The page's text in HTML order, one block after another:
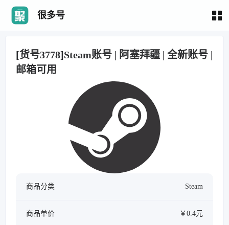
很多号
[货号3778]Steam账号 | 阿塞拜疆 | 全新账号 |
邮箱可用
商品分类 Steam
商品单价 ￥0.4元